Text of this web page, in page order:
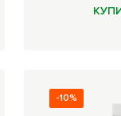
-10%